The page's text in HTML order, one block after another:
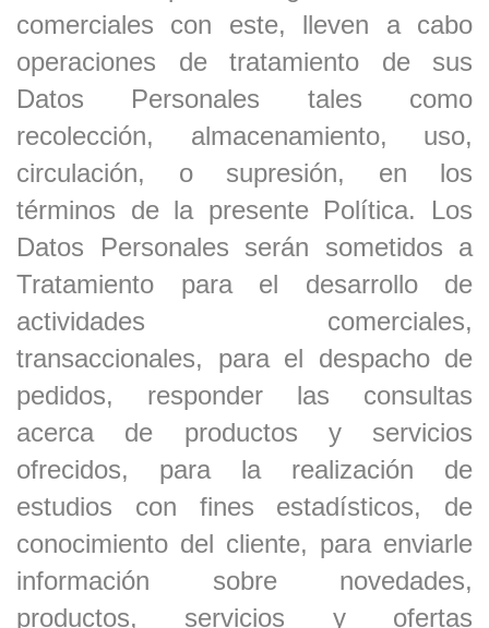
comerciales con este, lleven a cabo
operaciones de tratamiento de sus
Datos Personales tales como
recolección, almacenamiento, uso,
circulación, o supresión, en los
términos de la presente Política. Los
Datos Personales serán sometidos a
Tratamiento para el desarrollo de
actividades comerciales,
transaccionales, para el despacho de
pedidos, responder las consultas
acerca de productos y servicios
ofrecidos, para la realización de
estudios con fines estadísticos, de
conocimiento del cliente, para enviarle
información sobre novedades,
productos, servicios y ofertas